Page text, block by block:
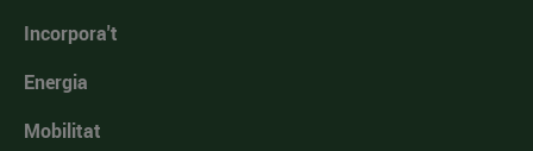
Incorpora't
Energia
Mobilitat